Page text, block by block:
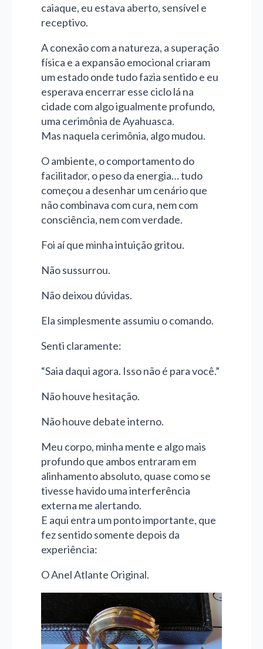
caiaque, eu estava aberto, sensível e
receptivo.
A conexão com a natureza, a superação
física e a expansão emocional criaram
um estado onde tudo fazia sentido e eu
esperava encerrar esse ciclo lá na
cidade com algo igualmente profundo,
uma cerimônia de Ayahuasca.
Mas naquela cerimônia, algo mudou.
O ambiente, o comportamento do
facilitador, o peso da energia… tudo
começou a desenhar um cenário que
não combinava com cura, nem com
consciência, nem com verdade.
Foi aí que minha intuição gritou.
Não sussurrou.
Não deixou dúvidas.
Ela simplesmente assumiu o comando.
Senti claramente:
“Saia daqui agora. Isso não é para você.”
Não houve hesitação.
Não houve debate interno.
Meu corpo, minha mente e algo mais
profundo que ambos entraram em
alinhamento absoluto, quase como se
tivesse havido uma interferência
externa me alertando.
E aqui entra um ponto importante, que
fez sentido somente depois da
experiência:
O Anel Atlante Original.